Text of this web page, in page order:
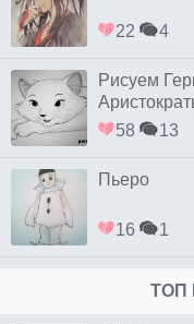
22 4
Рисуем
58
13
Пьеро
16 1
ТОП